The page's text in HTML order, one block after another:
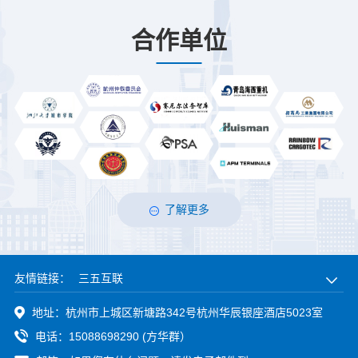
合作单位
了解更多
友情链接： 三五互联
地址：杭州市上城区新塘路342号杭州华辰银座酒店5023室
电话：15088698290 (方华群）